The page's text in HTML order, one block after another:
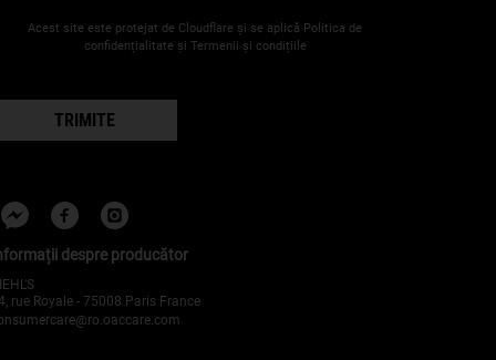
Acest site este protejat de Cloudflare și se aplică Politica de
confidențialitate și Termenii și condițiile
TRIMITE
despre producător
rue Royale - 75008 Paris France